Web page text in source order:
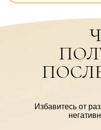
Избавитесь от